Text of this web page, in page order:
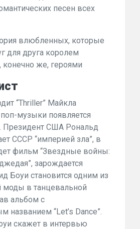
песен всех
влюбленных, которые
для друга королем
конечно же, героями
“Thriller” Майкла
музыки появляется
Президент США Рональд
СССР “империей зла”, в
фильм “Звездные войны:
зарождается
Боуи становится одним из
моды в танцевальной
альбом с
названием “Let’s Dance”.
скажет в интервью